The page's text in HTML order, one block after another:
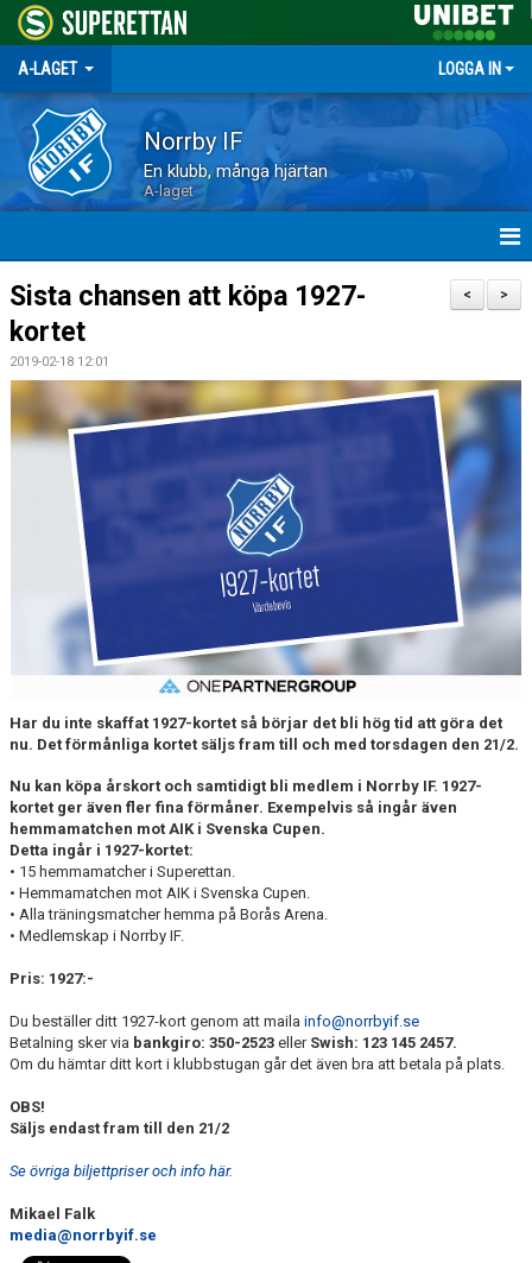
A-LAGET LOGGA IN
Norrby IF
En klubb, många hjärtan
A-laget
HEM
NYHETER
MATCHER
TRUPPEN
KALENDER
DOKUMENT
BILDARKIV
BILDER 2025
TABELL ETTAN SÖDRA 2025
>
<
Sista chansen att köpa 1927-
kortet
2019-02-18 12:01
Har du inte skaffat 1927-kortet så börjar det bli hög tid att göra det
nu. Det förmånliga kortet säljs fram till och med torsdagen den 21/2.
Nu kan köpa årskort och samtidigt bli medlem i Norrby IF. 1927-
kortet ger även fler fina förmåner. Exempelvis så ingår även
hemmamatchen mot AIK i Svenska Cupen.
Detta ingår i 1927-kortet:
• 15 hemmamatcher i Superettan.
• Hemmamatchen mot AIK i Svenska Cupen.
• Alla träningsmatcher hemma på Borås Arena.
• Medlemskap i Norrby IF.
Pris: 1927:-
Du beställer ditt 1927-kort genom att maila info@norrbyif.se
Betalning sker via bankgiro: 350-2523 eller Swish: 123 145 2457.
Om du hämtar ditt kort i klubbstugan går det även bra att betala på plats.
OBS!
Säljs endast fram till den 21/2
Se övriga biljettpriser och info här.
Mikael Falk
media@norrbyif.se